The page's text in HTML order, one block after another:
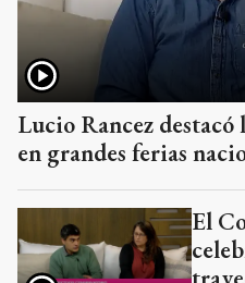
Lucio Rancez
en grandes ferias
El